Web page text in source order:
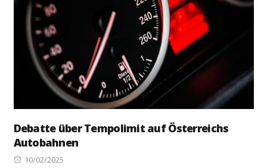
Debatte über Tempolimit auf Österreichs
Autobahnen
Posted
10/02/2025